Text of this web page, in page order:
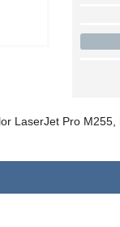
LaserJet Pro